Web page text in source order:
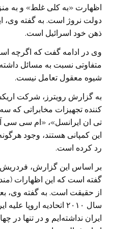
اظهارت «به کلی غلط» و به
دولت نروژ است. به گفته وی،
ذهن خود اسرائیل است.
وی در ادامه گفت که اگرچه
متفاوتی نسبت به مسائل داشته
شیوه معقول تعامل نیست.
به گزارش رویترز، شرکت
کننده تجهیزات مخابراتی که
تی ان ایرانسل»، «ام سی
این کمپانی هستند، وجود
رد کرده است.
بر اساس این گزارش،
گفته است که این اظهارات
از حقیقت است. به گفته وی،
سال ۲۰۱۰ اتحادیه
ایران نداشته‌ایم و در تنها در